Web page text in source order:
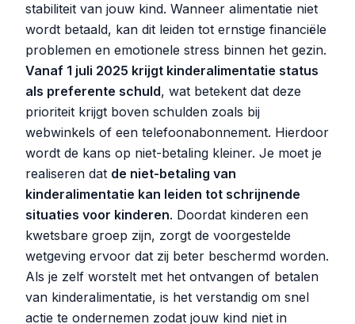
stabiliteit van jouw kind. Wanneer alimentatie niet
wordt betaald, kan dit leiden tot ernstige financiële
problemen en emotionele stress binnen het gezin.
Vanaf 1 juli 2025 krijgt kinderalimentatie status
als preferente schuld, wat betekent dat deze
prioriteit krijgt boven schulden zoals bij
webwinkels of een telefoonabonnement. Hierdoor
wordt de kans op niet-betaling kleiner. Je moet je
realiseren dat de niet-betaling van
kinderalimentatie kan leiden tot schrijnende
situaties voor kinderen. Doordat kinderen een
kwetsbare groep zijn, zorgt de voorgestelde
wetgeving ervoor dat zij beter beschermd worden.
Als je zelf worstelt met het ontvangen of betalen
van kinderalimentatie, is het verstandig om snel
actie te ondernemen zodat jouw kind niet in